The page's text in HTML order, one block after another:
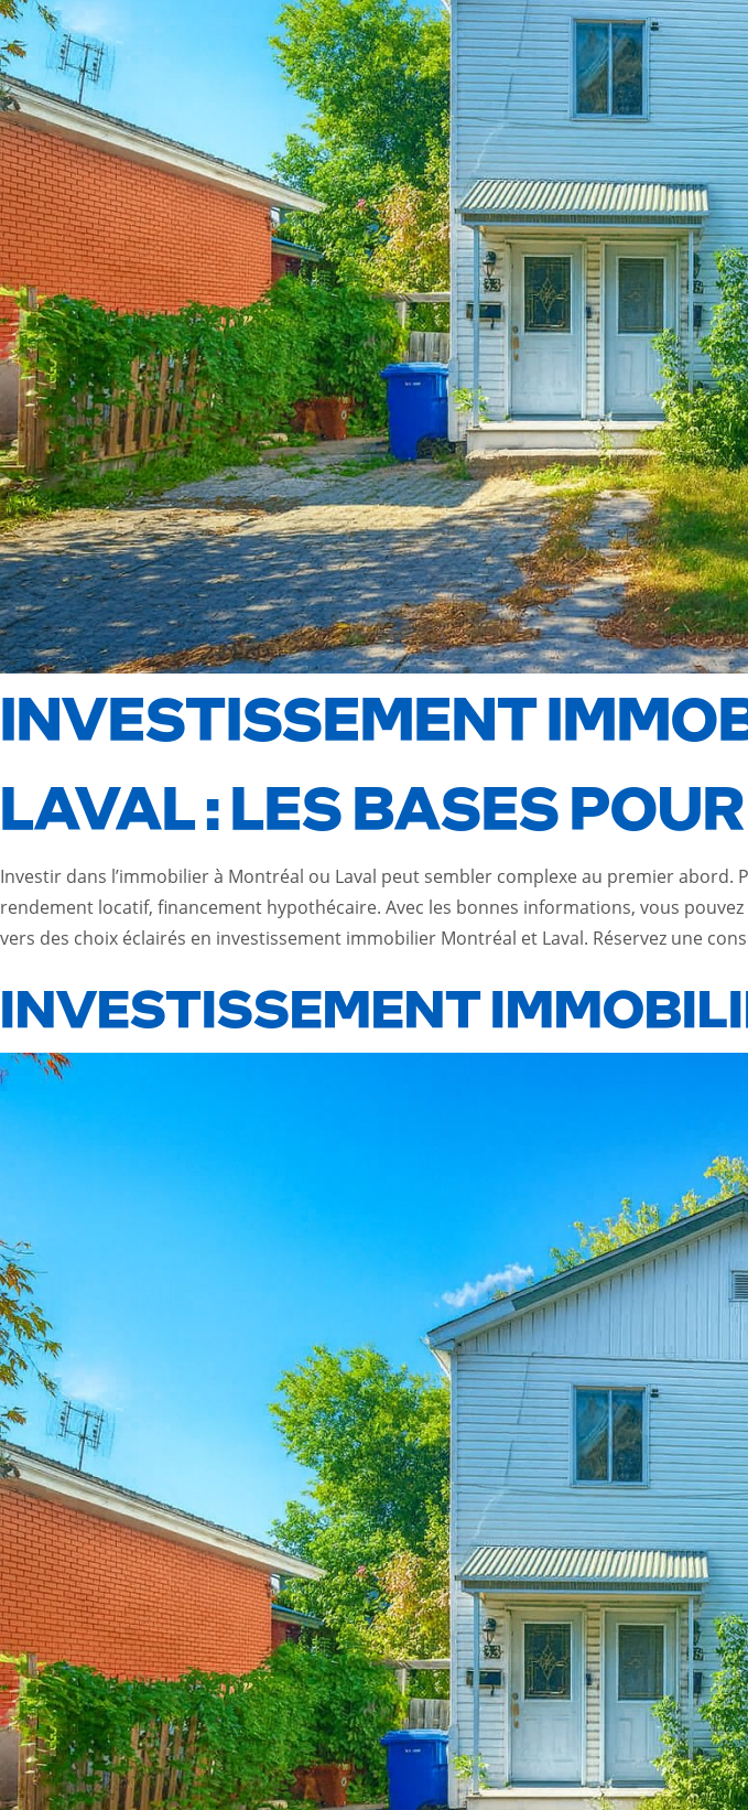
INVESTISSEMENT
LAVAL : LES BASES
Investir dans l’immobilier à Montréal ou Laval peut sembler complexe au premier
rendement locatif, financement hypothécaire. Avec les bonnes informations, vous
vers des choix éclairés en investissement immobilier Montréal et Laval. Réservez une
INVESTISSEMENT